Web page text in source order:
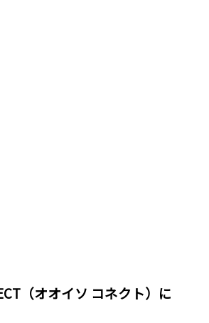
（オオイソ コネクト）に